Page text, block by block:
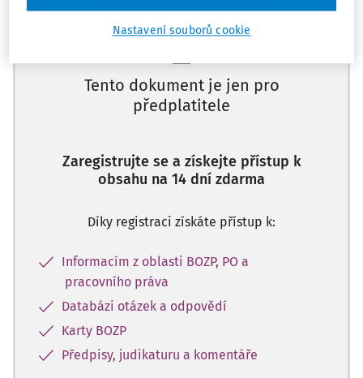
Tento dokument je jen pro
předplatitele
Zaregistrujte se a získejte přístup k
obsahu na 14 dní zdarma
Díky registraci získáte přístup k:
Informacím z oblasti BOZP, PO a
pracovního práva
Databázi otázek a odpovědí
Karty BOZP
Předpisy, judikaturu a komentáře
Nastavení souborů cookie